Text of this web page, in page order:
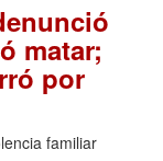
matar;
por
familiar